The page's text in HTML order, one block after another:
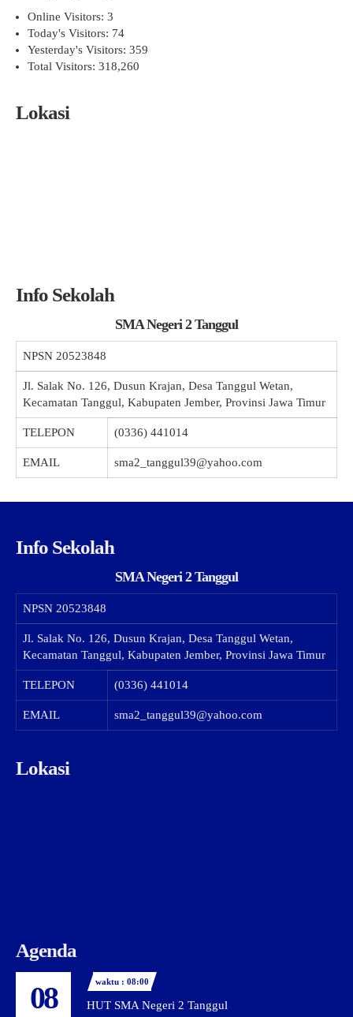
Online Visitors: 3
Today's Visitors: 74
Yesterday's Visitors: 359
Total Visitors: 318,260
Lokasi
Info Sekolah
SMA Negeri 2 Tanggul
NPSN 20523848
Jl. Salak No. 126, Dusun Krajan, Desa Tanggul Wetan,
Kecamatan Tanggul, Kabupaten Jember, Provinsi Jawa Timur
TELEPON (0336) 441014
EMAIL sma2_tanggul39@yahoo.com
Info Sekolah
SMA Negeri 2 Tanggul
NPSN 20523848
Jl. Salak No. 126, Dusun Krajan, Desa Tanggul Wetan,
Kecamatan Tanggul, Kabupaten Jember, Provinsi Jawa Timur
TELEPON (0336) 441014
EMAIL sma2_tanggul39@yahoo.com
Lokasi
Agenda
08 waktu : 08:00
HUT SMA Negeri 2 Tanggul